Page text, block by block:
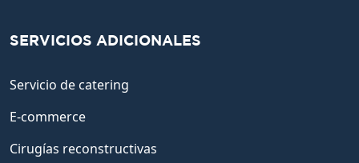
SERVICIOS ADICIONALES
Servicio de catering
E-commerce
Cirugías reconstructivas